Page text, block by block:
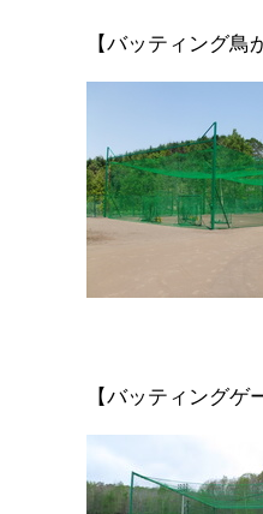
【バッティング鳥
【バッティングゲ